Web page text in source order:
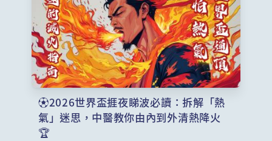
⚽2026世界盃捱夜睇波必讀：拆解「熱
氣」迷思，中醫教你由內到外清熱降火
🏆